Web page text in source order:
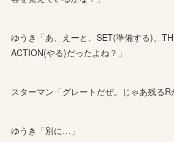
ゆうき「あ、えーと、SET(準備する)、
ACTION(やる)だったよね？」
スターマン「グレートだぜ。じゃあ残るR
ゆうき「別に…」